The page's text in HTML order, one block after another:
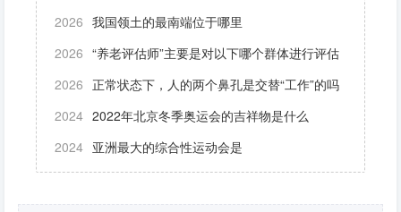
2026 我国领土的最南端位于哪里
2026 “养老评估师”主要是对以下哪个群体进行评估
2026 正常状态下，人的两个鼻孔是交替“工作”的吗
2024 2022年北京冬季奥运会的吉祥物是什么
2024 亚洲最大的综合性运动会是